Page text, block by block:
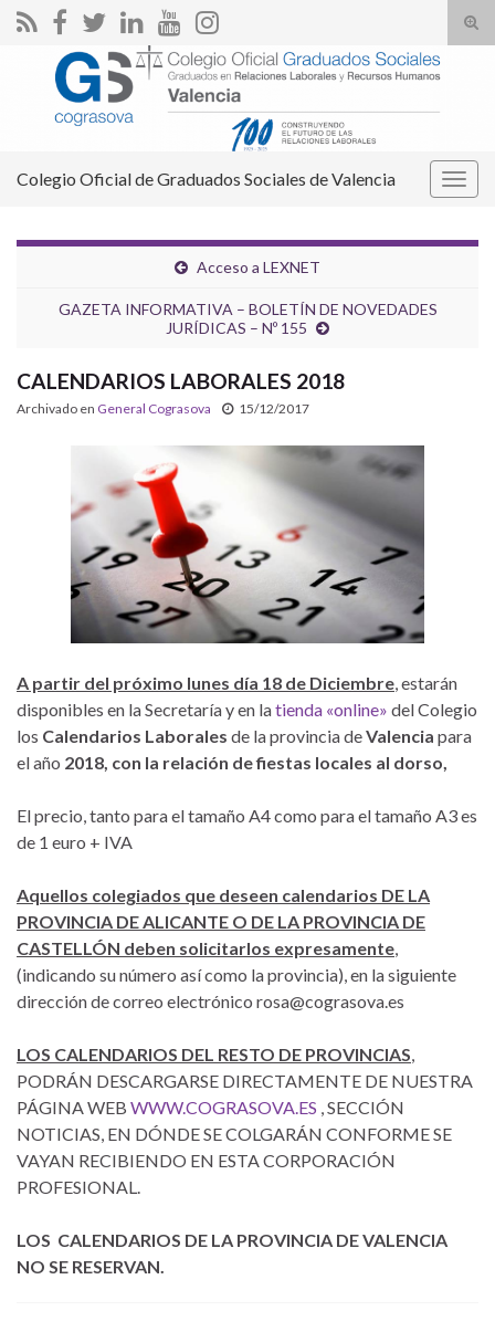
el
Search for:
Colegio Oficial de Graduados Sociales de Valencia
Acceso a LEXNET
GAZETA INFORMATIVA – BOLETÍN DE NOVEDADES
JURÍDICAS – Nº 155
CALENDARIOS LABORALES 2018
Archivado en General Cograsova 15/12/2017
A partir del próximo lunes día 18 de Diciembre, estarán
disponibles en la Secretaría y en latienda «online» del Colegio
los Calendarios Laborales de la provincia deValencia para
el año 2018, con la relación de fiestas locales al dorso,
El precio, tanto para el tamaño A4 como para el tamaño A3 es
de 1 euro + IVA
Aquellos colegiados que deseen calendarios DE LA
PROVINCIA DE ALICANTE O DE LA PROVINCIA DE
CASTELLÓN deben solicitarlos expresamente,
(indicando su número así como la provincia), en la siguiente
dirección de correo electrónico rosa@cograsova.es
LOS CALENDARIOS DEL RESTO DE PROVINCIAS,
PODRÁN DESCARGARSE DIRECTAMENTE DE NUESTRA
PÁGINA WEB WWW.COGRASOVA.ES , SECCIÓN
NOTICIAS, EN DÓNDE SE COLGARÁN CONFORME SE
VAYAN RECIBIENDO EN ESTA CORPORACIÓN
PROFESIONAL.
LOS CALENDARIOS DE LA PROVINCIA DE VALENCIA
NO SE RESERVAN.